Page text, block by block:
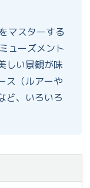
マスターする
ューズメント
しい景観が味
ス（ルアーや
ど、いろいろ